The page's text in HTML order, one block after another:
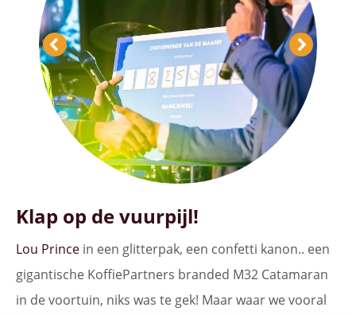
Klap op de vuurpijl!
Lou Prince in een glitterpak, een confetti kanon.. een
gigantische KoffiePartners branded M32 Catamaran
in de voortuin, niks was te gek! Maar waar we vooral